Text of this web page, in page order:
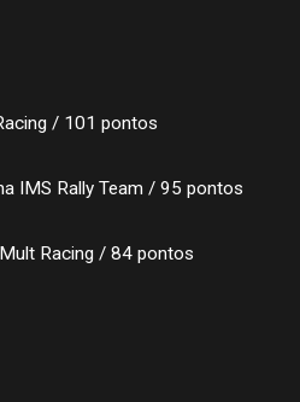
/ 101 pontos
IMS Rally Team / 95 pontos
Racing / 84 pontos